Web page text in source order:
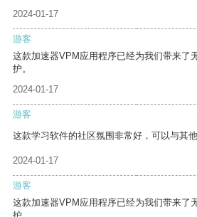
2024-01-17
游客
这款加速器VPM应用程序已经为我们带来了
护。
2024-01-17
游客
这款学习软件的社区氛围非常好，可以与其
2024-01-17
游客
这款加速器VPM应用程序已经为我们带来了